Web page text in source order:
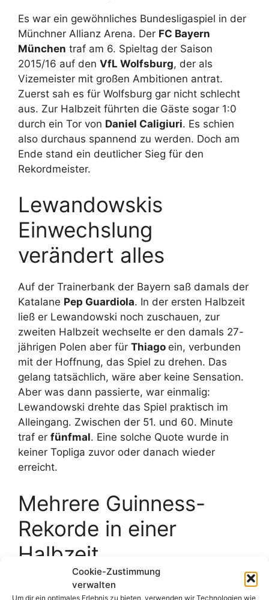
Cookie-Zustimmung
verwalten
Um dir ein optimales Erlebnis zu bieten, verwenden wir Technologien wie
Es war ein gewöhnliches Bundesligaspiel in der
Münchner Allianz Arena. Der FC Bayern
München traf am 6. Spieltag der Saison
2015/16 auf den VfL Wolfsburg, der als
Vizemeister mit großen Ambitionen antrat.
Zuerst sah es für Wolfsburg gar nicht schlecht
aus. Zur Halbzeit führten die Gäste sogar 1:0
durch ein Tor von Daniel Caligiuri. Es schien
also durchaus spannend zu werden. Doch am
Ende stand ein deutlicher Sieg für den
Rekordmeister.
Lewandowskis
Einwechslung
verändert alles
Auf der Trainerbank der Bayern saß damals der
Katalane Pep Guardiola. In der ersten Halbzeit
ließ er Lewandowski noch zuschauen, zur
zweiten Halbzeit wechselte er den damals 27-
jährigen Polen aber für Thiago ein, verbunden
mit der Hoffnung, das Spiel zu drehen. Das
gelang tatsächlich, wäre aber keine Sensation.
Aber was dann passierte, war einmalig:
Lewandowski drehte das Spiel praktisch im
Alleingang. Zwischen der 51. und 60. Minute
traf er fünfmal. Eine solche Quote wurde in
keiner Topliga zuvor oder danach wieder
erreicht.
Mehrere Guinness-
Rekorde in einer
Halbzeit
Lewandowski stellte an diesem Abend